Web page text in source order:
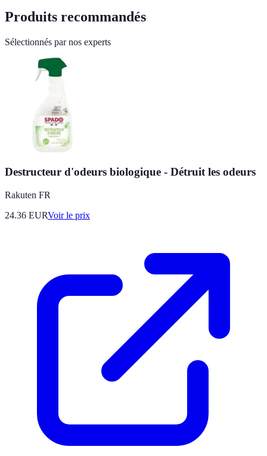
Produits recommandés
Sélectionnés par nos experts
Destructeur d'odeurs biologique - Détruit les odeurs
Rakuten FR
24.36 EURVoir le prix